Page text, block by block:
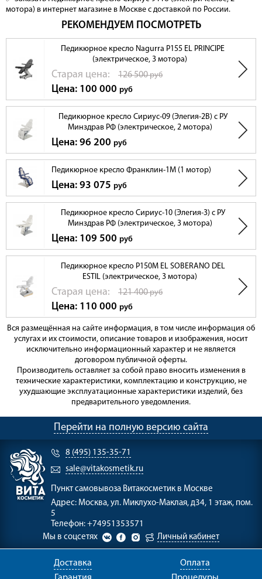
мотора) в интернет магазине в Москве с доставкой по России.
РЕКОМЕНДУЕМ ПОСМОТРЕТЬ
Педикюрное кресло Nagurra Р155 EL PRINCIPE
(электрическое, 3 мотора)
Cтарая цена: 126 500руб
Цена: 100 000 руб
Педикюрное кресло Сириус-09 (Элегия-2В) с РУ
Минздрав РФ (электрическое, 2 мотора)
Цена: 96 200 руб
Педикюрное кресло Франклин-1М (1 мотор)
Цена: 93 075 руб
Педикюрное кресло Сириус-10 (Элегия-3) с РУ
Минздрав РФ (электрическое, 3 мотора)
Цена: 109 500 руб
Педикюрное кресло Р150М EL SOBERANO DEL
ESTIL (электрическое, 3 мотора)
Cтарая цена: 121 400руб
Цена: 110 000 руб
Вся размещённая на сайте информация, в том числе информация об
услугах и их стоимости, описание товаров и изображения, носит
исключительно информационный характер и не является
договором публичной оферты.
Производитель оставляет за собой право вносить изменения в
технические характеристики, комплектацию и конструкцию, не
ухудшающие эксплуатационные характеристики изделий, без
предварительного уведомления.
Перейти на полную версию сайта
8 (495) 135-35-71
sale@vitakosmetik.ru
Пункт самовывоза Витакосметик в Москве
Адрес: Москва, ул. Миклухо-Маклая, д34, 1 этаж, пом.
5
Телефон: +74951353571
Мы в соцсетях
Личный кабинет
Доставка
Оплата